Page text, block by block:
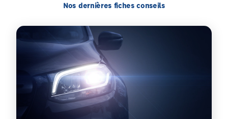
Nos dernières fiches conseils